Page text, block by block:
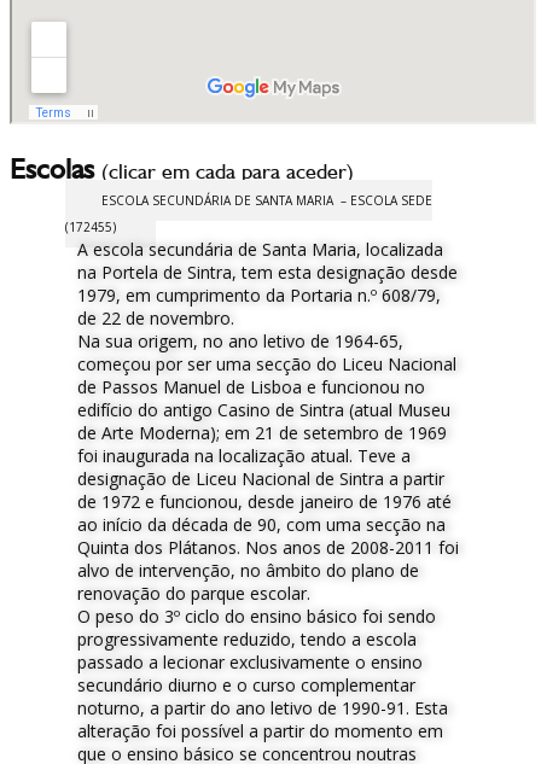
Escolas (clicar em cada para aceder)
ESCOLA SECUNDÁRIA DE SANTA MARIA – ESCOLA SEDE
(172455)
A escola secundária de Santa Maria, localizada
na Portela de Sintra, tem esta designação desde
1979, em cumprimento da Portaria n.º 608/79,
de 22 de novembro.
Na sua origem, no ano letivo de 1964-65,
começou por ser uma secção do Liceu Nacional
de Passos Manuel de Lisboa e funcionou no
edifício do antigo Casino de Sintra (atual Museu
de Arte Moderna); em 21 de setembro de 1969
foi inaugurada na localização atual. Teve a
designação de Liceu Nacional de Sintra a partir
de 1972 e funcionou, desde janeiro de 1976 até
ao início da década de 90, com uma secção na
Quinta dos Plátanos. Nos anos de 2008-2011 foi
alvo de intervenção, no âmbito do plano de
renovação do parque escolar.
O peso do 3º ciclo do ensino básico foi sendo
progressivamente reduzido, tendo a escola
passado a lecionar exclusivamente o ensino
secundário diurno e o curso complementar
noturno, a partir do ano letivo de 1990-91. Esta
alteração foi possível a partir do momento em
que o ensino básico se concentrou noutras